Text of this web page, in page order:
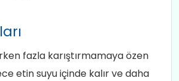
fazla karıştırmamaya özen
etin suyu içinde kalır ve daha